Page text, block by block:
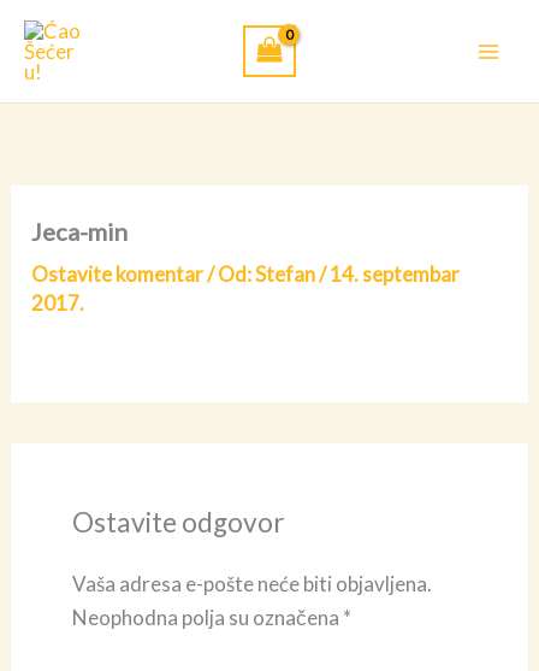
Pređi
sadržaj
Jeca-min
Ostavite komentar/ Od:Stefan/14. septembar
2017.
Ostavite odgovor
Vaša adresa e-pošte neće biti objavljena.
Neophodna polja su označena *